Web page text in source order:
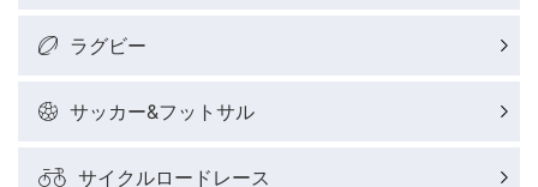
ラグビー
サッカー&フットサル
サイクルロードレース